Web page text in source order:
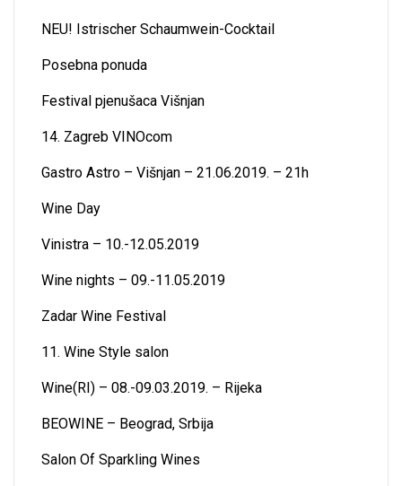
NEU! Istrischer Schaumwein-Cocktail
Posebna ponuda
Festival pjenušaca Višnjan
14. Zagreb VINOcom
Gastro Astro – Višnjan – 21.06.2019. – 21h
Wine Day
Vinistra – 10.-12.05.2019
Wine nights – 09.-11.05.2019
Zadar Wine Festival
11. Wine Style salon
Wine(RI) – 08.-09.03.2019. – Rijeka
BEOWINE – Beograd, Srbija
Salon Of Sparkling Wines